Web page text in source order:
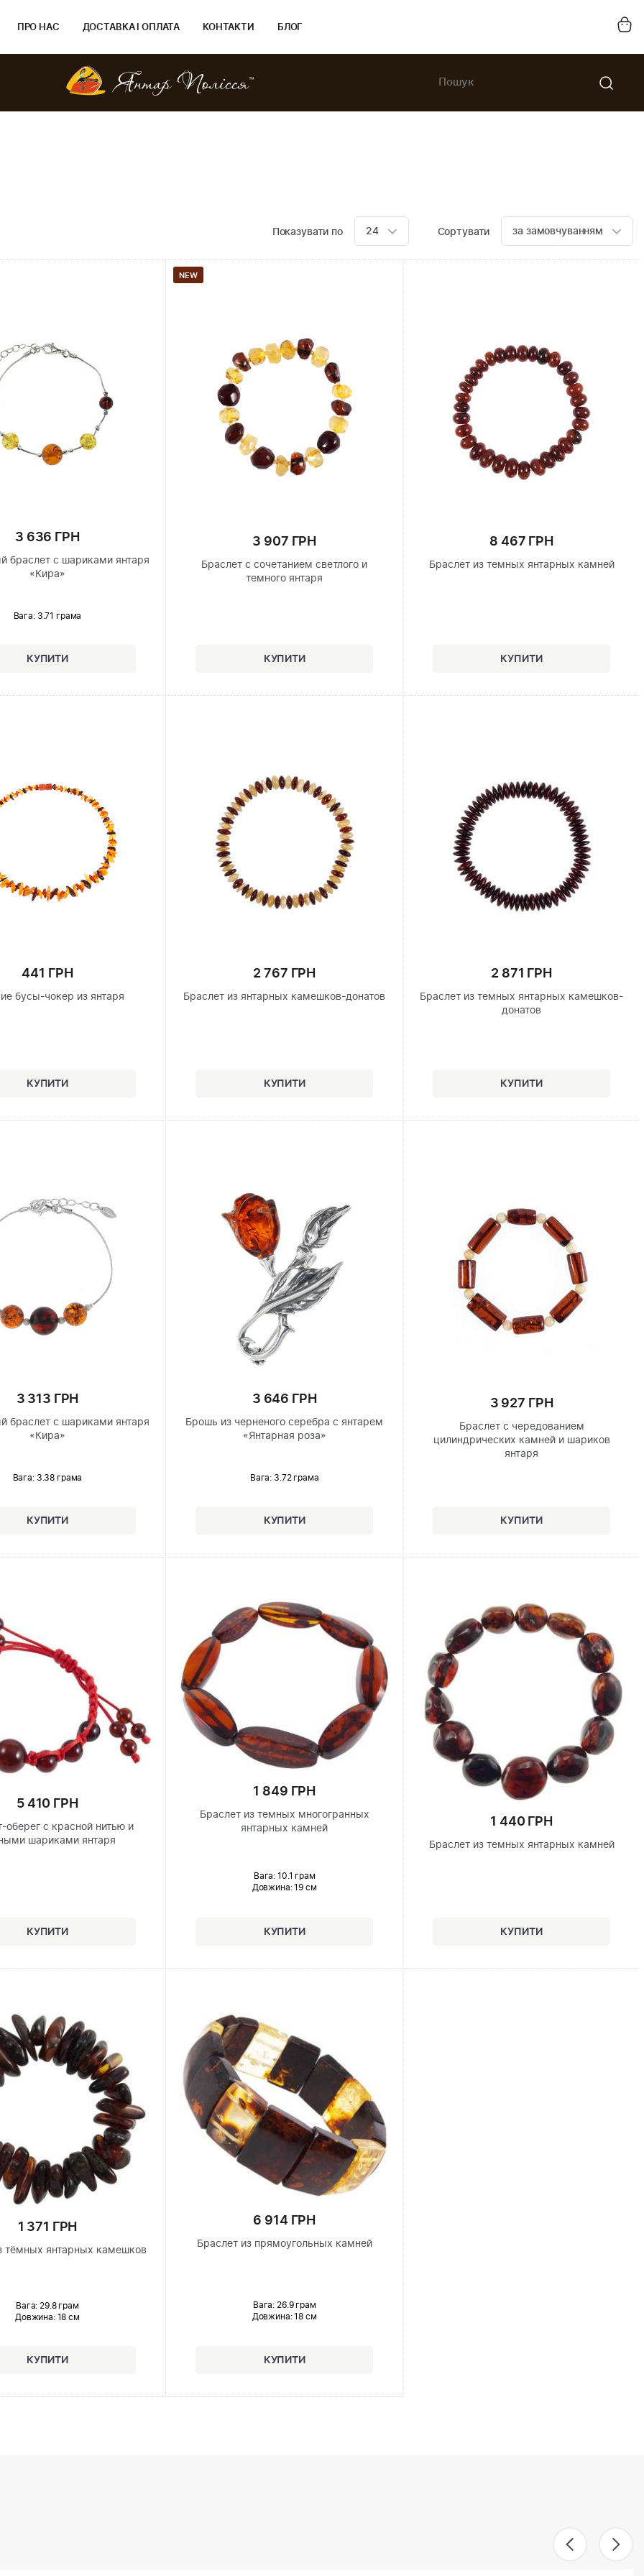
ПРО НАС ДОСТАВКА І ОПЛАТА КОНТАКТИ БЛОГ
Показувати по 24 Сортувати за замовчуванням
3 636 ГРН
браслет с шариками янтаря
«Кира»
Вага: 3.71 грама
NEW
3 907 ГРН
Браслет с сочетанием светлого и
темного янтаря
8 467 ГРН
Браслет из темных янтарных камней
441 ГРН
бусы-чокер из янтаря
2 767 ГРН
Браслет из янтарных камешков-донатов
2 871 ГРН
Браслет из темных янтарных камешков-
донатов
3 313 ГРН
браслет с шариками янтаря
«Кира»
Вага: 3.38 грама
3 646 ГРН
Брошь из черненого серебра с янтарем
«Янтарная роза»
Вага: 3.72 грама
3 927 ГРН
Браслет с чередованием
цилиндрических камней и шариков
янтаря
5 410 ГРН
оберег с красной нитью и
шариками янтаря
1 849 ГРН
Браслет из темных многогранных
янтарных камней
Вага: 10.1 грам
Довжина:19 см
1 440 ГРН
Браслет из темных янтарных камней
1 371 ГРН
тёмных янтарных камешков
Вага: 29.8 грам
Довжина:18 см
6 914 ГРН
Браслет из прямоугольных камней
Вага: 26.9 грам
Довжина:18 см